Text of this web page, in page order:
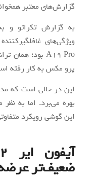
گزارش‌های معتبر
به گزارش تکراتو و
ویژگی‌های
پرو مکس به کار رفته
بهره می‌برد. اما به
این گوشی رویکرد
ضعیف‌تر